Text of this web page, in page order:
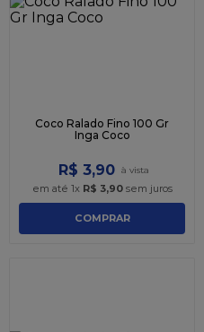
Coco Ralado Fino 100 Gr
Inga Coco
R$ 3,90
em até 1x R$ 3,90sem juros
COMPRAR